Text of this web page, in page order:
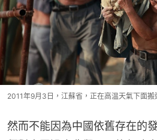
2011年9月3日，江蘇省，正在高温天氣下面搬
然而不能因為中國依舊存在的